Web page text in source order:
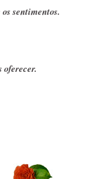
sentimentos.
oferecer.